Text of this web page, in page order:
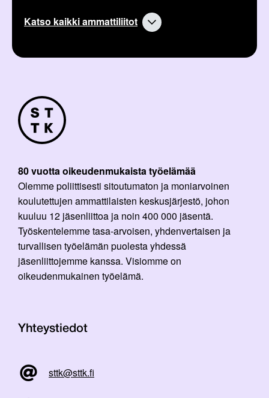
Katso kaikki ammattiliitot
80 vuotta oikeudenmukaista työelämää
Olemme poliittisesti sitoutumaton ja moniarvoinen
koulutettujen ammattilaisten keskusjärjestö, johon
kuuluu 12 jäsenliittoa ja noin 400 000 jäsentä.
Työskentelemme tasa-arvoisen, yhdenvertaisen ja
turvallisen työelämän puolesta yhdessä
jäsenliittojemme kanssa. Visiomme on
oikeudenmukainen työelämä.
Yhteystiedot
sttk@sttk.fi